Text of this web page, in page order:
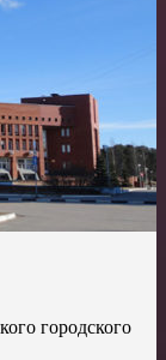
городского